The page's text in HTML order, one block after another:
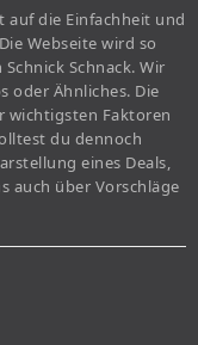
auf die Einfachheit und
Webseite wird so
Schnack. Wir
oder Ähnliches. Die
wichtigsten Faktoren
du dennoch
eines Deals,
auch über Vorschläge